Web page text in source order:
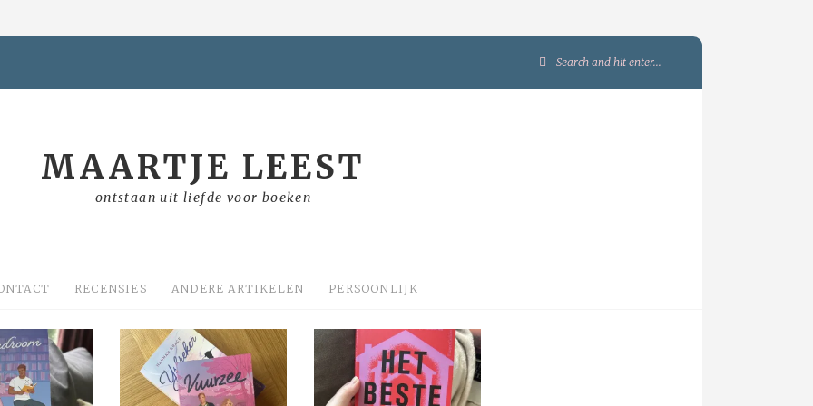
Search
MAARTJE LEEST
ontstaan uit liefde voor boeken
RECENSIES ANDERE ARTIKELEN PERSOONLIJK